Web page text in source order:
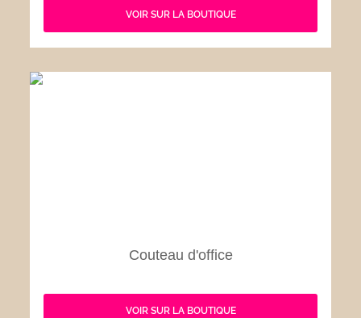
VOIR SUR LA BOUTIQUE
Couteau d'office
VOIR SUR LA BOUTIQUE